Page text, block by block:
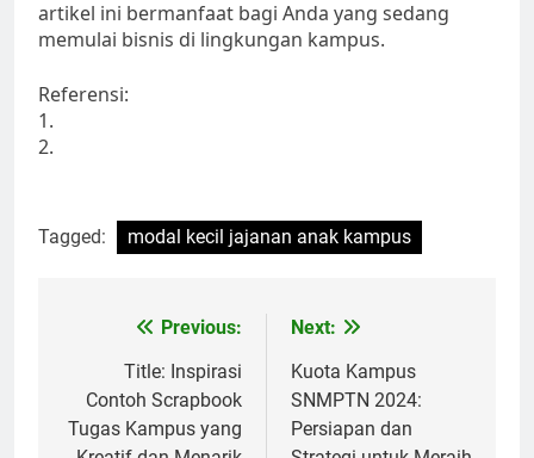
artikel ini bermanfaat bagi Anda yang sedang
memulai bisnis di lingkungan kampus.
Referensi:
1.
2.
Tagged: modal kecil jajanan anak kampus
navigation
Previous:
Title: Inspirasi
Contoh Scrapbook
Tugas Kampus yang
Next:
Kuota Kampus
SNMPTN 2024:
Persiapan dan